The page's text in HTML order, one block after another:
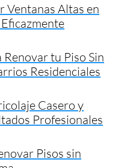
Ventanas Altas en
tu Piso Sin
Residenciales
Casero y
Profesionales
Pisos sin